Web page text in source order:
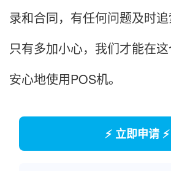
录和合同，有任何问题及时追
只有多加小心，我们才能在这
安心地使用POS机。
⚡ 立即申请 ⚡